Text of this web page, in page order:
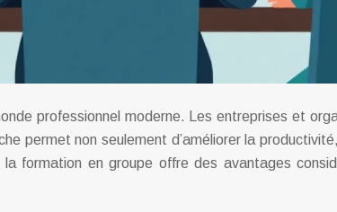
professionnel moderne. Les entreprises et
permet non seulement d’améliorer la
formation en groupe offre des avantages